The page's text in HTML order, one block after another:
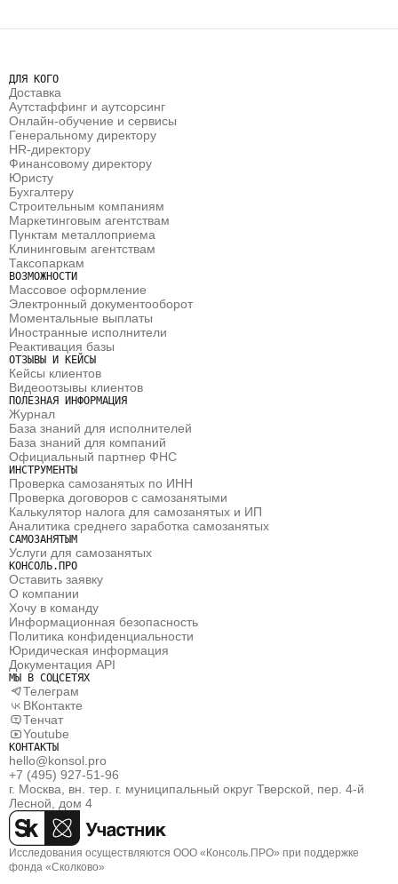
ДЛЯ КОГО
Доставка
Аутстаффинг и аутсорсинг
Онлайн-обучение и сервисы
Генеральному директору
HR-директору
Финансовому директору
Юристу
Бухгалтеру
Строительным компаниям
Маркетинговым агентствам
Пунктам металлоприема
Клининговым агентствам
Таксопаркам
ВОЗМОЖНОСТИ
Массовое оформление
Электронный документооборот
Моментальные выплаты
Иностранные исполнители
Реактивация базы
ОТЗЫВЫ И КЕЙСЫ
Кейсы клиентов
Видеоотзывы клиентов
ПОЛЕЗНАЯ ИНФОРМАЦИЯ
Журнал
База знаний для исполнителей
База знаний для компаний
Официальный партнер ФНС
ИНСТРУМЕНТЫ
Проверка самозанятых по ИНН
Проверка договоров с самозанятыми
Калькулятор налога для самозанятых и ИП
Аналитика среднего заработка самозанятых
САМОЗАНЯТЫМ
Услуги для самозанятых
КОНСОЛЬ.ПРО
Оставить заявку
О компании
Хочу в команду
Информационная безопасность
Политика конфиденциальности
Юридическая информация
Документация API
МЫ В СОЦСЕТЯХ
Телеграм
ВКонтакте
Тенчат
Youtube
КОНТАКТЫ
hello@konsol.pro
+7 (495) 927-51-96
г. Москва, вн. тер. г. муниципальный округ Тверской, пер. 4-й
Лесной, дом 4
Исследования осуществляются ООО «Консоль.ПРО» при поддержке
фонда «Сколково»